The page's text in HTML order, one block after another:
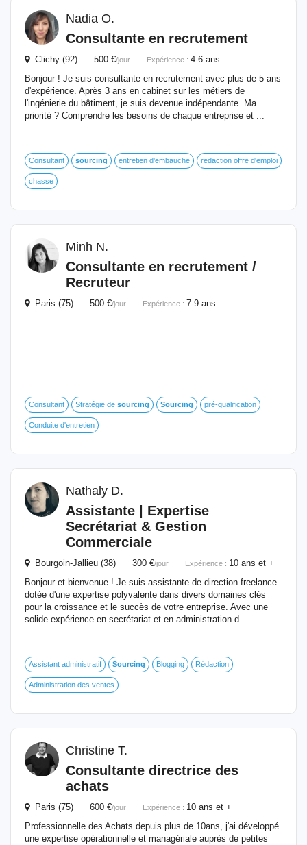
Nadia O.
Consultante en recrutement
Clichy (92) 500 €/jour Expérience : 4-6 ans
Bonjour ! Je suis consultante en recrutement avec plus de 5 ans
d'expérience. Après 3 ans en cabinet sur les métiers de
l'ingénierie du bâtiment, je suis devenue indépendante. Ma
priorité ? Comprendre les besoins de chaque entreprise et ...
Consultant sourcing entretien d'embauche redaction offre d'emploi
chasse
Minh N.
Consultante en recrutement /
Recruteur
Paris (75) 500 €/jour Expérience : 7-9 ans
Consultant Stratégie de sourcing Sourcing pré-qualification
Conduite d'entretien
Nathaly D.
Assistante | Expertise
Secrétariat & Gestion
Commerciale
Bourgoin-Jallieu (38) 300 €/jour Expérience : 10 ans et +
Bonjour et bienvenue ! Je suis assistante de direction freelance
dotée d'une expertise polyvalente dans divers domaines clés
pour la croissance et le succès de votre entreprise. Avec une
solide expérience en secrétariat et en administration d...
Assistant administratif Sourcing Blogging Rédaction
Administration des ventes
Christine T.
Consultante directrice des
achats
Paris (75) 600 €/jour Expérience : 10 ans et +
Professionnelle des Achats depuis plus de 10ans, j'ai développé
une expertise opérationnelle et managériale auprès de petites